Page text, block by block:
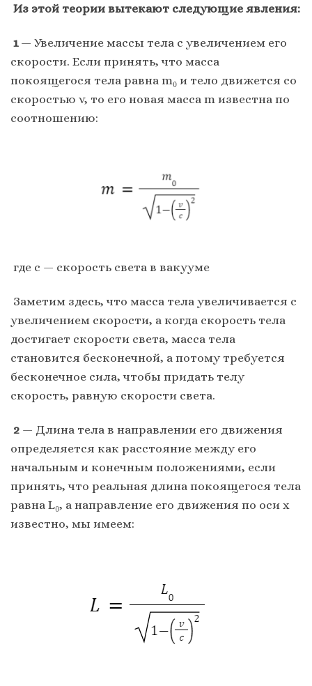
Из этой теории вытекают следующие явления:
1— Увеличение массы тела с увеличением его
скорости. Если принять, что масса
покоящегося тела равна m₀ и тело движется со
скоростью v, то его новая масса m известна по
соотношению:
где с — скорость света в вакууме
Заметим здесь, что масса тела увеличивается с
увеличением скорости, а когда скорость тела
достигает скорости света, масса тела
становится бесконечной, а потому требуется
бесконечное сила, чтобы придать телу
скорость, равную скорости света.
2 — Длина тела в направлении его движения
определяется как расстояние между его
начальным и конечным положениями, если
принять, что реальная длина покоящегося тела
равна L₀, а направление его движения по оси x
известно, мы имеем: